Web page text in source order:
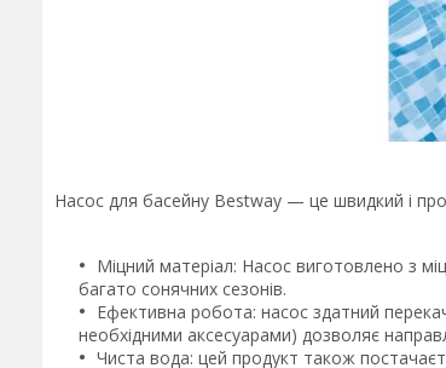
Насос для басейну Bestway — це швидкий і
Міцний матеріал: Насос виготовлено з
багато сонячних сезонів.
Ефективна робота: насос здатний
необхідними аксесуарами) дозволяє
Чиста вода: цей продукт також